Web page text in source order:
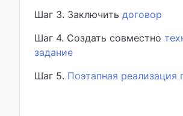
Шаг 3. Заключить договор
Шаг 4. Создать совместно
задание
Шаг 5. Поэтапная реализация